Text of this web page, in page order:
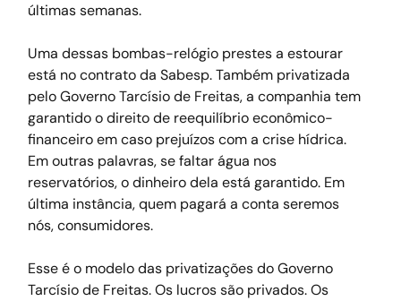
últimas semanas.
Uma dessas bombas-relógio prestes a estourar
está no contrato da Sabesp. Também privatizada
pelo Governo Tarcísio de Freitas, a companhia tem
garantido o direito de reequilíbrio econômico-
financeiro em caso prejuízos com a crise hídrica.
Em outras palavras, se faltar água nos
reservatórios, o dinheiro dela está garantido. Em
última instância, quem pagará a conta seremos
nós, consumidores.
Esse é o modelo das privatizações do Governo
Tarcísio de Freitas. Os lucros são privados. Os